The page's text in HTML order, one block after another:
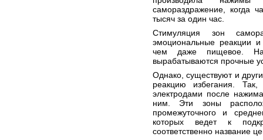
самораздражение, когда
тысяч за один час.
Стимуляция зон
эмоциональные реакции
чем даже пищевое. На
вырабатываются прочные
Однако, существуют и
реакцию избегания.
электродами после
ним. Эти зоны
промежуточного и
которых ведет к
соответственно название